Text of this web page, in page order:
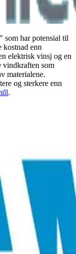
som har potensial til
kostnad enn
elektrisk vinsj og en
som
materialene.
og sterkere enn
.